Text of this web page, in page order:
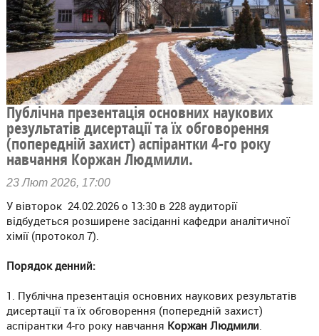
Публічна презентація основних наукових
результатів дисертації та їх обговорення
(попередній захист) аспірантки 4-го року
навчання Коржан Людмили.
23 Лют 2026, 17:00
У вівторок 24.02.2026 о 13:30 в 228 аудиторії
відбудеться розширене засіданні кафедри аналітичної
хімії (протокол 7).
Порядок денний:
1. Публічна презентація основних наукових результатів
дисертації та їх обговорення (попередній захист)
аспірантки 4-го року навчання Коржан Людмили.